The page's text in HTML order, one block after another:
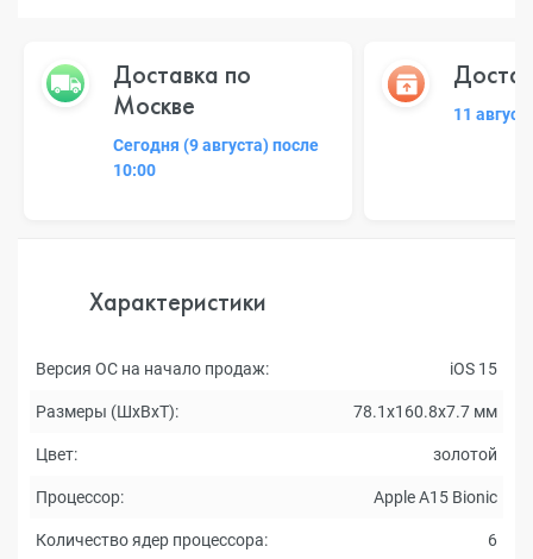
Доставка по
Москве
Сегодня (9 августа) после
10:00
11
Характеристики
Версия ОС на начало продаж: iOS 15
Размеры (ШxВxТ): 78.1x160.8x7.7 мм
Цвет: золотой
Процессор: Apple A15 Bionic
Количество ядер процессора: 6